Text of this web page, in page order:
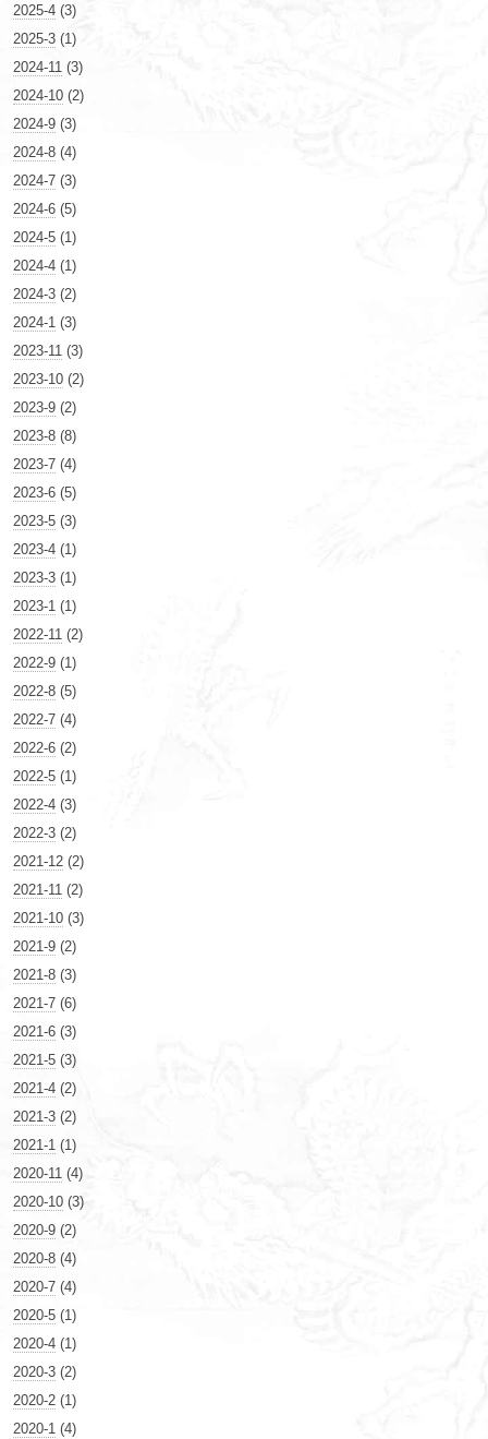
2025-4 (3)
2025-3 (1)
2024-11 (3)
2024-10 (2)
2024-9 (3)
2024-8 (4)
2024-7 (3)
2024-6 (5)
2024-5 (1)
2024-4 (1)
2024-3 (2)
2024-1 (3)
2023-11 (3)
2023-10 (2)
2023-9 (2)
2023-8 (8)
2023-7 (4)
2023-6 (5)
2023-5 (3)
2023-4 (1)
2023-3 (1)
2023-1 (1)
2022-11 (2)
2022-9 (1)
2022-8 (5)
2022-7 (4)
2022-6 (2)
2022-5 (1)
2022-4 (3)
2022-3 (2)
2021-12 (2)
2021-11 (2)
2021-10 (3)
2021-9 (2)
2021-8 (3)
2021-7 (6)
2021-6 (3)
2021-5 (3)
2021-4 (2)
2021-3 (2)
2021-1 (1)
2020-11 (4)
2020-10 (3)
2020-9 (2)
2020-8 (4)
2020-7 (4)
2020-5 (1)
2020-4 (1)
2020-3 (2)
2020-2 (1)
2020-1 (4)